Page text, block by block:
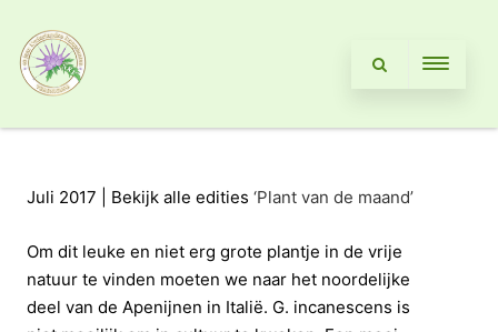
Juli 2017 | Bekijk alle edities ‘Plant van de maand’
Om dit leuke en niet erg grote plantje in de vrije
natuur te vinden moeten we naar het noordelijke
deel van de Apenijnen in Italië. G. incanescens is